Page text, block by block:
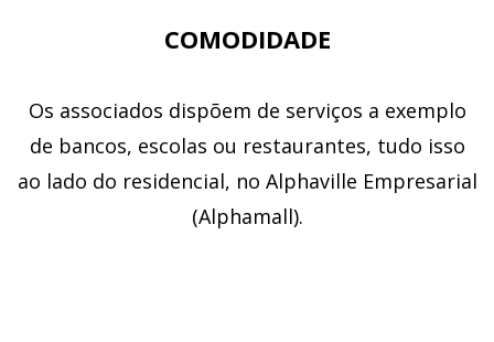
COMODIDADE
Os associados dispõem de serviços a exemplo
de bancos, escolas ou restaurantes, tudo isso
ao lado do residencial, no Alphaville Empresarial
(Alphamall).